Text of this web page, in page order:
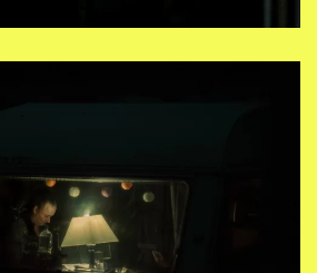
Inizio di una storia …..
Open